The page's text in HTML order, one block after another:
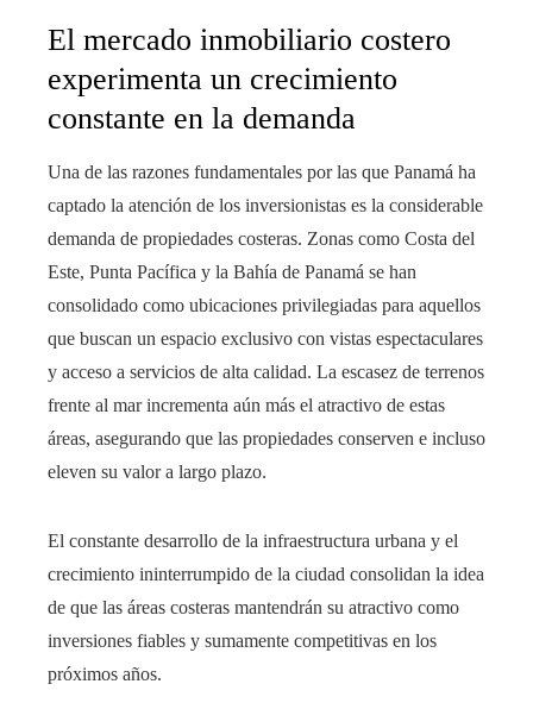
El mercado inmobiliario costero
experimenta un crecimiento
constante en la demanda
Una de las razones fundamentales por las que Panamá ha
captado la atención de los inversionistas es la considerable
demanda de propiedades costeras. Zonas como Costa del
Este, Punta Pacífica y la Bahía de Panamá se han
consolidado como ubicaciones privilegiadas para aquellos
que buscan un espacio exclusivo con vistas espectaculares
y acceso a servicios de alta calidad. La escasez de terrenos
frente al mar incrementa aún más el atractivo de estas
áreas, asegurando que las propiedades conserven e incluso
eleven su valor a largo plazo.
El constante desarrollo de la infraestructura urbana y el
crecimiento ininterrumpido de la ciudad consolidan la idea
de que las áreas costeras mantendrán su atractivo como
inversiones fiables y sumamente competitivas en los
próximos años.